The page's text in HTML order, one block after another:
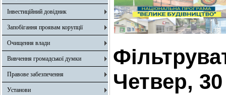
Інвестиційний довідник
Запобігання проявам корупції
Очищення влади
Вивчення громадської думки
Правове забезпечення
Установи
Четвер,